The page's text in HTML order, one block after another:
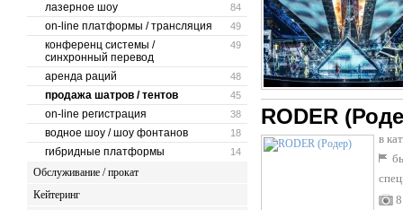
84
лазерное шоу
49
on-line платформы / трансляция
49
конференц системы /
синхронный перевод
48
аренда раций
45
продажа шатров / тентов
38
on-line регистрация
18
водное шоу / шоу фонтанов
14
гибридные платформы
Обслуживание / прокат
Кейтеринг
RODER
в
8